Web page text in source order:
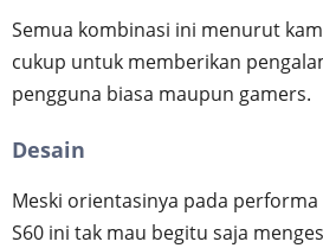
Semua kombinasi ini menurut
cukup untuk memberikan
pengguna biasa maupun gamers.
Desain
Meski orientasinya pada
S60 ini tak mau begitu saja